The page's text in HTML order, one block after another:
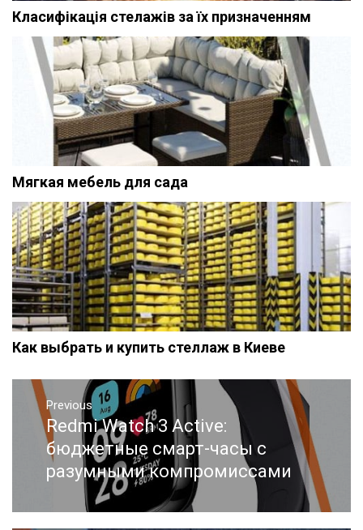
Класифікація стелажів за їх призначенням
Мягкая мебель для сада
Как выбрать и купить стеллаж в Киеве
Навигация
записям
Previous
Previous
post:
Redmi Watch 3 Active:
бюджетные смарт-часы с
разумными компромиссами